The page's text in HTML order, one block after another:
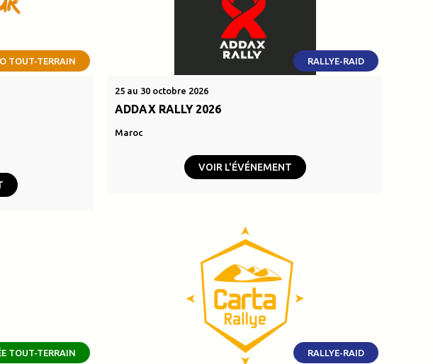
TOUT-TERRAIN RALLYE-RAID
25 au 30 octobre 2026
ADDAX RALLY 2026
Maroc
VOIR L'ÉVÉNEMENT
TOUT-TERRAIN RALLYE-RAID